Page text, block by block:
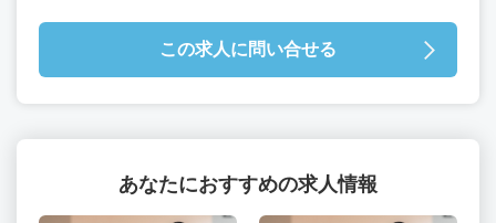
この求人に問い合せる
あなたにおすすめの求人情報